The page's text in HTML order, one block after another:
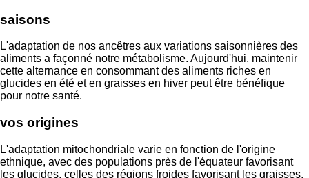
saisons
L'adaptation de nos ancêtres aux variations saisonnières des
aliments a façonné notre métabolisme. Aujourd'hui, maintenir
cette alternance en consommant des aliments riches en
glucides en été et en graisses en hiver peut être bénéfique
pour notre santé.
vos origines
L'adaptation mitochondriale varie en fonction de l'origine
ethnique, avec des populations près de l'équateur favorisant
les glucides, celles des régions froides favorisant les graisses,